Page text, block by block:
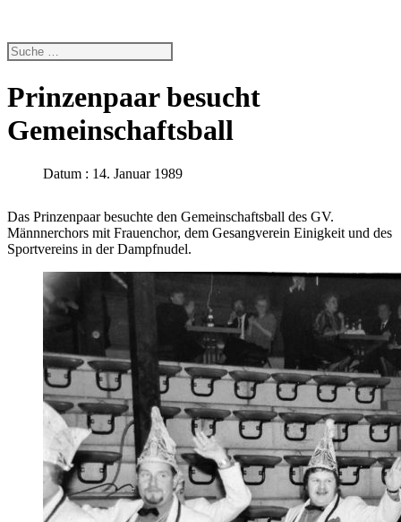
Prinzenpaar besucht
Gemeinschaftsball
Datum : 14. Januar 1989
Das Prinzenpaar besuchte den Gemeinschaftsball des GV.
Männnerchors mit Frauenchor, dem Gesangverein Einigkeit und des
Sportvereins in der Dampfnudel.